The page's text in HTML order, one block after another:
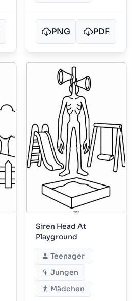
PNG PDF
Siren Head At
Playground
Teenager
Jungen
Mädchen